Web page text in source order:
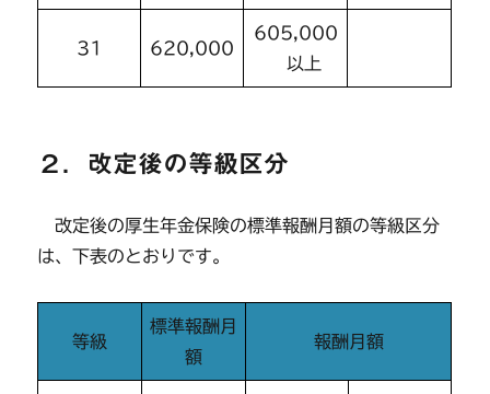
31 620,000
605,000
以上
２．改定後の等級区分
改定後の厚生年金保険の標準報酬月額の等級区分
は、下表のとおりです。
等級
標準報酬月
額
報酬月額